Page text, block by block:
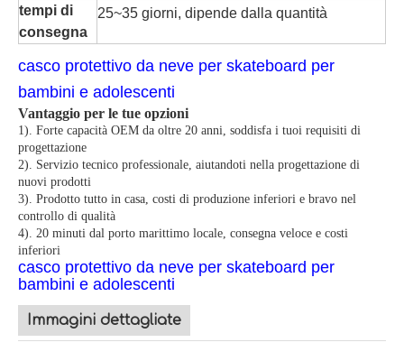
tempi di
consegna
25~35 giorni, dipende dalla quantità
casco protettivo da neve per skateboard per
bambini e adolescenti
Vantaggio per le tue opzioni
1). Forte capacità OEM da oltre 20 anni, soddisfa i tuoi requisiti di
progettazione
2). Servizio tecnico professionale, aiutandoti nella progettazione di
nuovi prodotti
3). Prodotto tutto in casa, costi di produzione inferiori e bravo nel
controllo di qualità
4). 20 minuti dal porto marittimo locale, consegna veloce e costi
inferiori
casco protettivo da neve per skateboard per
bambini e adolescenti
Immagini dettagliate